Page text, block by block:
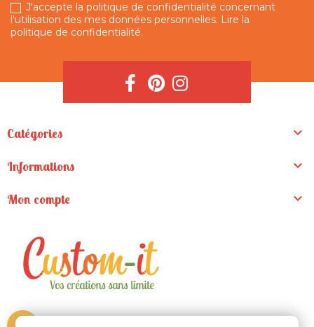
J'accepte la politique de confidentialité concernant
l'utilisation des mes données personnelles. Lire la
politique de confidentialité.
Catégories 
Informations 
Mon compte 